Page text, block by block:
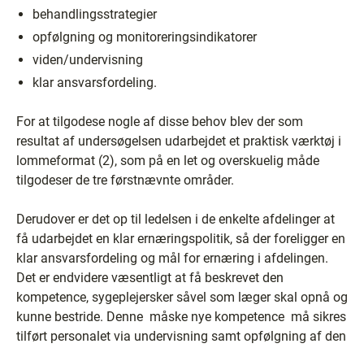
behandlingsstrategier
opfølgning og monitoreringsindikatorer
viden/undervisning
klar ansvarsfordeling.
For at tilgodese nogle af disse behov blev der som
resultat af undersøgelsen udarbejdet et praktisk værktøj i
lommeformat (2), som på en let og overskuelig måde
tilgodeser de tre førstnævnte områder.
Derudover er det op til ledelsen i de enkelte afdelinger at
få udarbejdet en klar ernæringspolitik, så der foreligger en
klar ansvarsfordeling og mål for ernæring i afdelingen.
Det er endvidere væsentligt at få beskrevet den
kompetence, sygeplejersker såvel som læger skal opnå og
kunne bestride. Denne ­ måske nye kompetence ­ må sikres
tilført personalet via undervisning samt opfølgning af den